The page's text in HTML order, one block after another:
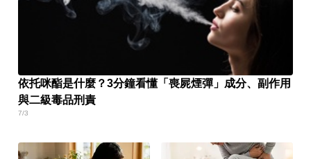
依托咪酯是什麼？3分鐘看懂「喪屍煙彈」成分、副作用
與二級毒品刑責
7/3